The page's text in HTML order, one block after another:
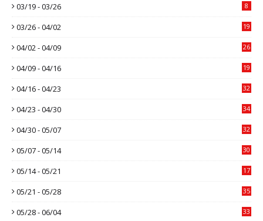
03/19 - 03/26 8
03/26 - 04/02 19
04/02 - 04/09 26
04/09 - 04/16 19
04/16 - 04/23 32
04/23 - 04/30 34
04/30 - 05/07 32
05/07 - 05/14 30
05/14 - 05/21 17
05/21 - 05/28 35
05/28 - 06/04 33